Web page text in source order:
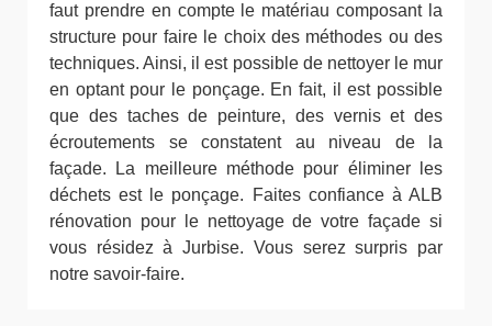
faut prendre en compte le matériau composant la
structure pour faire le choix des méthodes ou des
techniques. Ainsi, il est possible de nettoyer le mur
en optant pour le ponçage. En fait, il est possible
que des taches de peinture, des vernis et des
écroutements se constatent au niveau de la
façade. La meilleure méthode pour éliminer les
déchets est le ponçage. Faites confiance à ALB
rénovation pour le nettoyage de votre façade si
vous résidez à Jurbise. Vous serez surpris par
notre savoir-faire.